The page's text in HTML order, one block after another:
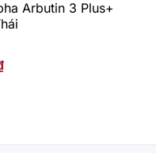
tại
là:
Arbutin 3 Plus+
Giá